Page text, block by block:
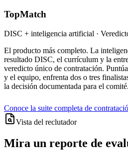
TopMatch
DISC + inteligencia artificial ·
El producto más completo. La
resultado DISC, el currículum y la
veredicto único de contratación.
y el equipo, enfrenta dos o tres
la decisión documentada para el comité.
Conoce la suite completa de
Vista del reclutador
Mira un reporte de